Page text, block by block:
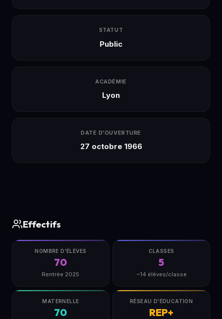
STATUT
Public
ACADÉMIE
Lyon
DATE D'OUVERTURE
27 octobre 1966
Effectifs
NOMBRE D'ÉLÈVES
70
Rentrée 2025
CLASSES
5
~14 élèves/classe
MATERNELLE
70
RÉSEAU D'ÉDUCATION
REP+